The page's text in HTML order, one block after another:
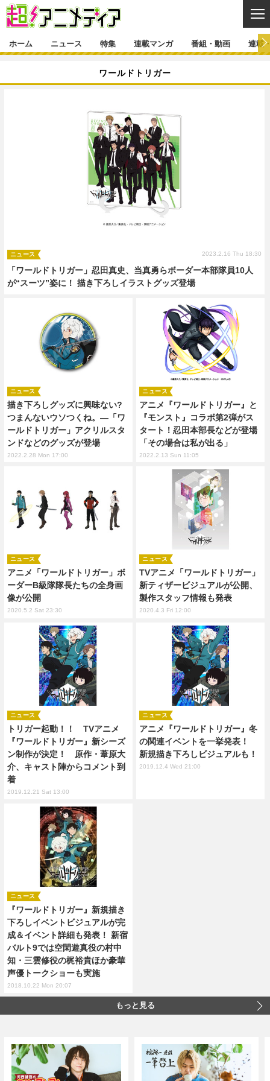
ゲーム・アプリ
インタビュー
連載マンガ一覧
番組・動画一覧
連載・ブログ一覧
ホーム ニュース 特集 連載マンガ 番組・動画 連載
ワールドトリガー
「ワールドトリガー」忍田真史、当真勇らボーダー本部隊員10人
が“スーツ”姿に！ 描き下ろしイラストグッズ登場
ニュース 2023.2.16 Thu 18:30
描き下ろしグッズに興味ない?
つまんないウソつくね。―「ワ
ールドトリガー」アクリルスタ
ンドなどのグッズが登場
ニュース
2022.2.28 Mon 17:00
アニメ『ワールドトリガー』と
『モンスト』コラボ第2弾がス
タート！忍田本部長などが登場
「その場合は私が出る」
ニュース
2022.2.13 Sun 11:05
アニメ「ワールドトリガー」ボ
ーダーB級隊隊長たちの全身画
像が公開
ニュース
2020.5.2 Sat 23:30
TVアニメ「ワールドトリガー」
新ティザービジュアルが公開、
製作スタッフ情報も発表
ニュース
2020.4.3 Fri 12:00
トリガー起動！！ TVアニメ
『ワールドトリガー』新シーズ
ン制作が決定！ 原作・葦原大
介、キャスト陣からコメント到
着
ニュース
2019.12.21 Sat 13:00
アニメ『ワールドトリガー』冬
の関連イベントを一挙発表！
新規描き下ろしビジュアルも！
ニュース
2019.12.4 Wed 21:00
『ワールドトリガー』新規描き
下ろしイベントビジュアルが完
成＆イベント詳細も発表！ 新宿
バルト9では空閑遊真役の村中
知・三雲修役の梶裕貴ほか豪華
声優トークショーも実施
ニュース
2018.10.22 Mon 20:07
もっと見る